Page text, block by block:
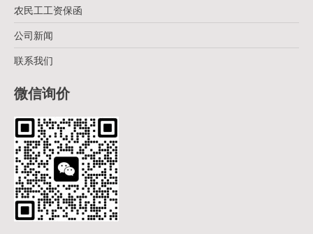
农民工工资保函
公司新闻
联系我们
微信询价